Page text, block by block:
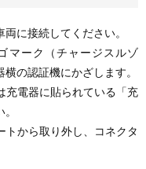
に接続してください。
マーク（チャージスルゾ
の認証機にかざします。
電器に貼られている「充
トから取り外し、コネクタ